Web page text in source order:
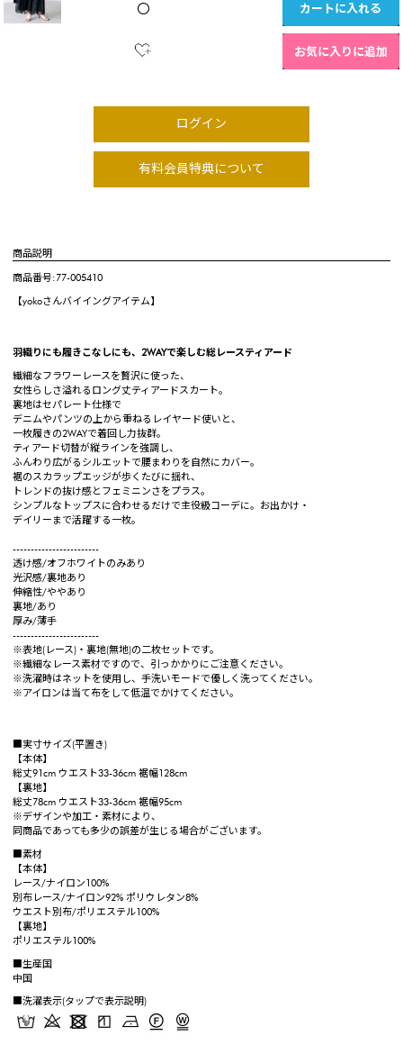
〇 カートに入れる
お気に入りに追加
ログイン
有料会員特典について
商品説明
商品番号:77-005410
【yokoさんバイイングアイテム】
羽織りにも履きこなしにも、2WAYで楽しむ総レースティアード
繊細なフラワーレースを贅沢に使った、
女性らしさ溢れるロング丈ティアードスカート。
裏地はセパレート仕様で
デニムやパンツの上から重ねるレイヤード使いと、
一枚履きの2WAYで着回し力抜群。
ティアード切替が縦ラインを強調し、
ふんわり広がるシルエットで腰まわりを自然にカバー。
裾のスカラップエッジが歩くたびに揺れ、
トレンドの抜け感とフェミニンさをプラス。
シンプルなトップスに合わせるだけで主役級コーデに。お出かけ・
デイリーまで活躍する一枚。
------------------------
透け感/オフホワイトのみあり
光沢感/裏地あり
伸縮性/ややあり
裏地/あり
厚み/薄手
------------------------
※表地(レース)・裏地(無地)の二枚セットです。
※繊細なレース素材ですので、引っかかりにご注意ください。
※洗濯時はネットを使用し、手洗いモードで優しく洗ってください。
※アイロンは当て布をして低温でかけてください。
■実寸サイズ(平置き)
【本体】
総丈91cm ウエスト33-36cm 裾幅128cm
【裏地】
総丈78cm ウエスト33-36cm 裾幅95cm
※デザインや加工・素材により、
同商品であっても多少の誤差が生じる場合がございます。
■素材
【本体】
レース/ナイロン100%
別布レース/ナイロン92% ポリウレタン8%
ウエスト別布/ポリエステル100%
【裏地】
ポリエステル100%
■生産国
中国
■洗濯表示(タップで表示説明)